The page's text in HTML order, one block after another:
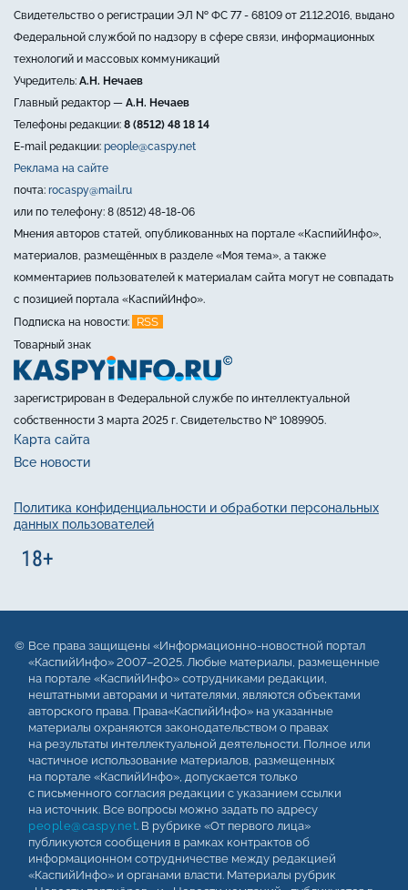
Свидетельство о регистрации ЭЛ № ФС 77 - 68109 от 21.12.2016, выдано
Федеральной службой по надзору в сфере связи, информационных
технологий и массовых коммуникаций
Учредитель: А.Н. Нечаев
Главный редактор — А.Н. Нечаев
Телефоны редакции: 8 (8512) 48 18 14
E-mail редакции: people@caspy.net
Реклама на сайте
почта: rocaspy@mail.ru
или по телефону: 8 (8512) 48-18-06
Мнения авторов статей, опубликованных на портале «КаспийИнфо»,
материалов, размещённых в разделе «Моя тема», а также
комментариев пользователей к материалам сайта могут не совпадать
с позицией портала «КаспийИнфо».
Подписка на новости:
RSS
Товарный знак
зарегистрирован в Федеральной службе по интеллектуальной
собственности 3 марта 2025 г. Свидетельство № 1089905.
Карта сайта
Все новости
Политика конфиденциальности и обработки персональных
данных пользователей
Все права защищены «Информационно-новостной портал
«КаспийИнфо» 2007–2025. Любые материалы, размещенные
на портале «КаспийИнфо» сотрудниками редакции,
нештатными авторами и читателями, являются объектами
авторского права. Права«КаспийИнфо» на указанные
материалы охраняются законодательством о правах
на результаты интеллектуальной деятельности. Полное или
частичное использование материалов, размещенных
на портале «КаспийИнфо», допускается только
с письменного согласия редакции с указанием ссылки
на источник. Все вопросы можно задать по адресу
people@caspy.net. В рубрике «От первого лица»
публикуются сообщения в рамках контрактов об
информационном сотрудничестве между редакцией
«КаспийИнфо» и органами власти. Материалы рубрик